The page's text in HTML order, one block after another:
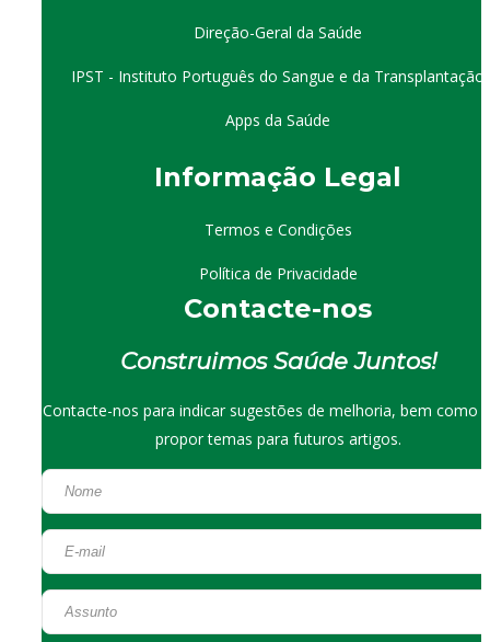
Direção-Geral da Saúde
IPST - Instituto Português do Sangue e da Transplantação
Apps da Saúde
Informação Legal
Termos e Condições
Política de Privacidade
Contacte-nos
Construimos Saúde Juntos!
Contacte-nos para indicar sugestões de melhoria, bem como
propor temas para futuros artigos.